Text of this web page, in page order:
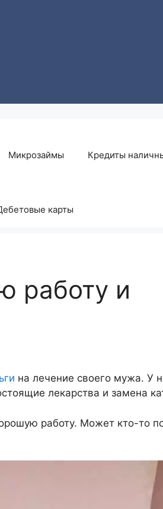
Микрозаймы Кредиты
карты
работу и
на лечение своего мужа. У
лекарства и замена
работу. Может кто-то